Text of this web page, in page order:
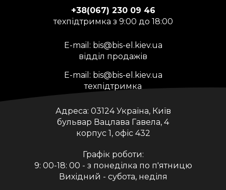
+38(067) 230 09 46
техпідтримка з 9:00 до 18:00
E-mail: bis@bis-el.kiev.ua
відділ продажів
E-mail: bis@bis-el.kiev.ua
техпідтримка
Адреса: 03124 Україна, Київ
бульвар Вацлава Гавела, 4
корпус 1, офіс 432
Графік роботи:
9: 00-18: 00 - з понеділка по п'ятницю
Вихідний - субота, неділя